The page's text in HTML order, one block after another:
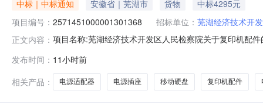
中标｜中标通知 安徽省｜芜湖市 货物
中标4295元
项目编号： 2571451000001301368 招标单位： 芜湖经济技术开
正文内容： 项目名称:芜湖经济技术开发区人民检察院关于复印机配
芜湖经济技术开发区人民检察院采购单位地址:芜湖经济
发布时间： 11小时前
相关产品：
电源适配器 电源插座 移动硬盘 复印机配件